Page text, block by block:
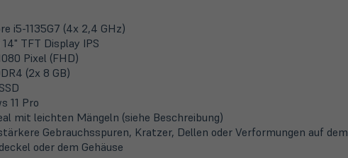
i5-1135G7 (4x 2,4 GHz)
14" TFT Display IPS
Pixel (FHD)
(2x 8 GB)
11 Pro
mit leichten Mängeln (siehe Beschreibung)
Gebrauchsspuren, Kratzer, Dellen oder Verformungen auf dem
oder dem Gehäuse